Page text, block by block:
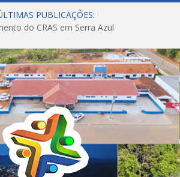
PUBLICAÇÕES:
do CRAS em Serra Azul